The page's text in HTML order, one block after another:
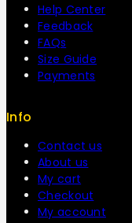
Help Center
Feedback
FAQs
Size Guide
Payments
Info
Contact us
About us
My cart
Checkout
My account